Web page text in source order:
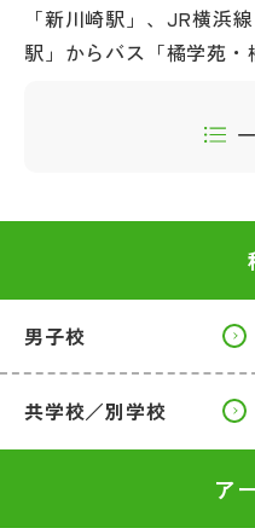
「新川崎駅」、JR横浜
駅」からバス「橘学苑・
男子校
共学校／別学校
ア